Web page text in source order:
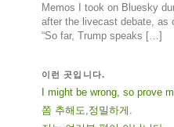
Memos I took on Bluesky
after the livecast debate, as
“So far, Trump speaks […]
이런 곳입니다.
I might be wrong, so prove
쫌 추해도,정밀하게.